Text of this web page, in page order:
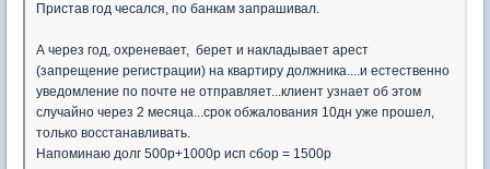
Пристав год чесался, по банкам запрашивал.
А через год, охреневает, берет и накладывает арест
(запрещение регистрации) на квартиру должника....и естественно
уведомление по почте не отправляет...клиент узнает об этом
случайно через 2 месяца...срок обжалования 10дн уже прошел,
только восстанавливать.
Напоминаю долг 500р+1000р исп сбор = 1500р